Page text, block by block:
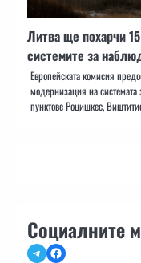
Литва ще похарчи
системите за
Европейската комисия
модернизация на
пунктове Роцишкес,
Социалните
TelegramFacebook